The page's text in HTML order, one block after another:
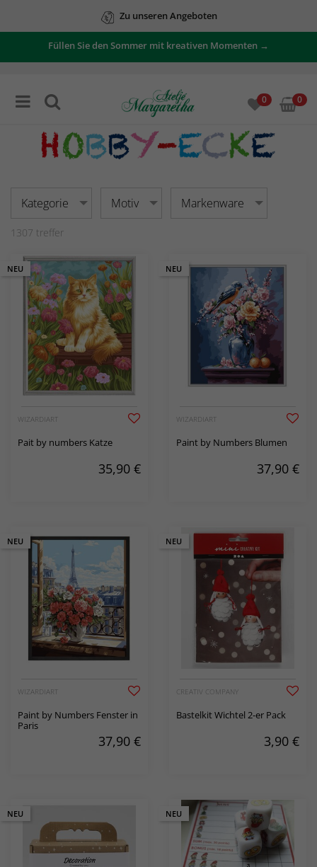
Zu unseren Angeboten
Füllen Sie den Sommer mit kreativen Momenten →
0 0
Kategorie Motiv Markenware
1307 treffer
NEU
WIZARDIART
Pait by numbers Katze
35,90 €
NEU
WIZARDIART
Paint by Numbers Blumen
37,90 €
NEU
WIZARDIART
Paint by Numbers Fenster in
Paris
37,90 €
NEU
CREATIV COMPANY
Bastelkit Wichtel 2-er Pack
3,90 €
NEU NEU